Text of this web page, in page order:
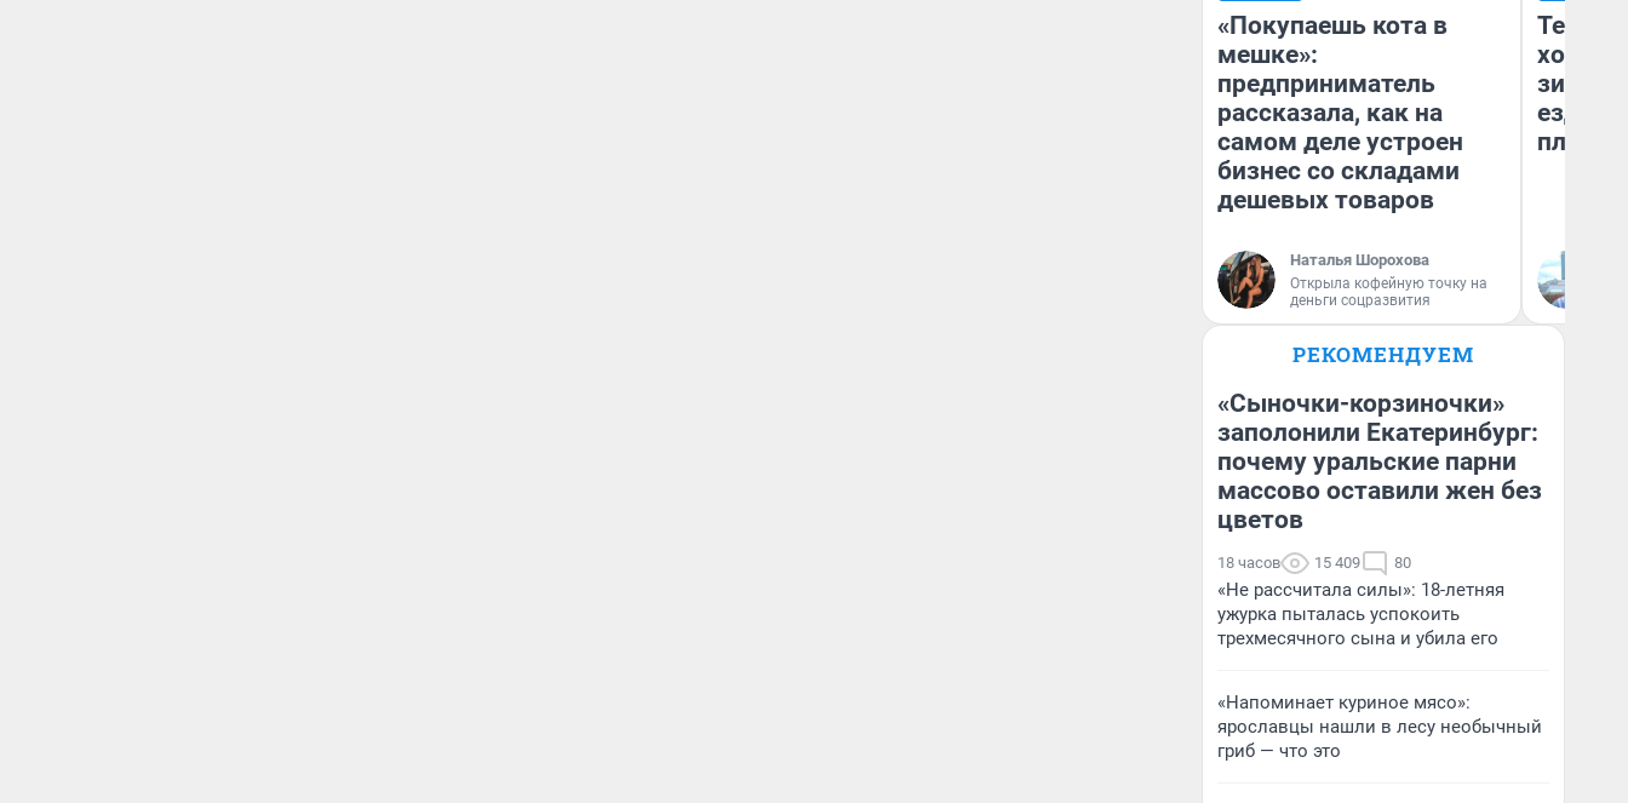
«Покупаешь кота в
мешке»:
предприниматель
рассказала, как на
самом деле устроен
бизнес со складами
дешевых товаров
Наталья Шорохова
Открыла кофейную точку на
деньги соцразвития
Тепло
зимой.
ездит
плюсы
РЕКОМЕНДУЕМ
«Сыночки-корзиночки»
заполонили Екатеринбург:
почему уральские парни
массово оставили жен без
цветов
18 часов 15 409 80
«Не рассчитала силы»: 18-летняя
ужурка пыталась успокоить
трехмесячного сына и убила его
«Напоминает куриное мясо»:
ярославцы нашли в лесу необычный
гриб — что это